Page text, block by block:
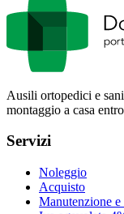
Ausili ortopedici e
montaggio a casa
Servizi
Noleggio
Acquisto
Manutenzione e